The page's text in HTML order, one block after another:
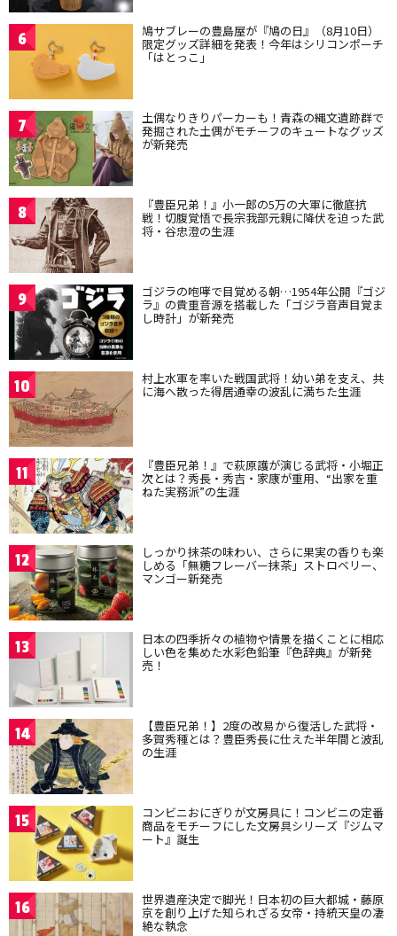
6 鳩サブレーの豊島屋が『鳩の日』（8月10日）
限定グッズ詳細を発表！今年はシリコンポーチ
「はとっこ」
7 土偶なりきりパーカーも！青森の縄文遺跡群で
発掘された土偶がモチーフのキュートなグッズ
が新発売
8 『豊臣兄弟！』小一郎の5万の大軍に徹底抗
戦！切腹覚悟で長宗我部元親に降伏を迫った武
将・谷忠澄の生涯
9 ゴジラの咆哮で目覚める朝…1954年公開『ゴジ
ラ』の貴重音源を搭載した「ゴジラ音声目覚ま
し時計」が新発売
10 村上水軍を率いた戦国武将！幼い弟を支え、共
に海へ散った得居通幸の波乱に満ちた生涯
11 『豊臣兄弟！』で萩原護が演じる武将・小堀正
次とは？秀長・秀吉・家康が重用、“出家を重
ねた実務派”の生涯
12 しっかり抹茶の味わい、さらに果実の香りも楽
しめる「無糖フレーバー抹茶」ストロベリー、
マンゴー新発売
13 日本の四季折々の植物や情景を描くことに相応
しい色を集めた水彩色鉛筆『色辞典』が新発
売！
14 【豊臣兄弟！】2度の改易から復活した武将・
多賀秀種とは？豊臣秀長に仕えた半年間と波乱
の生涯
15 コンビニおにぎりが文房具に！コンビニの定番
商品をモチーフにした文房具シリーズ『ジムマ
ート』誕生
16 世界遺産決定で脚光！日本初の巨大都城・藤原
京を創り上げた知られざる女帝・持統天皇の凄
絶な執念